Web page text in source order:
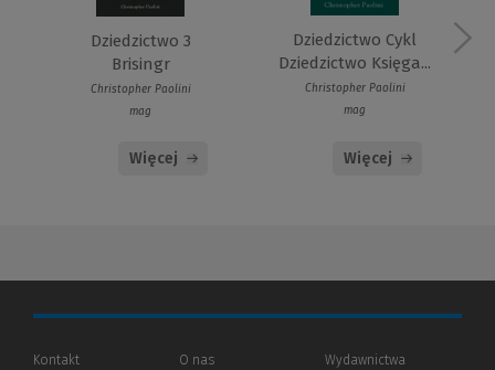
Dziedzictwo 3
Brisingr
Christopher Paolini
mag
Więcej
Dziedzictwo Cykl
Dziedzictwo Księga...
Christopher Paolini
mag
Więcej
Kontakt
O nas
Wydawnictwa